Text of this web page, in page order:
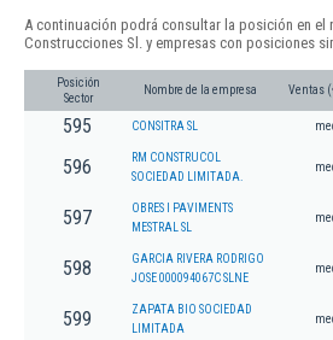
A continuación podrá consultar la posición en el
Construcciones Sl. y empresas con posiciones
Posición
Sector
Nombre de la empresa Ventas
595 CONSITRA SL
596
RM CONSTRUCOL
SOCIEDAD LIMITADA.
597
OBRES I PAVIMENTS
MESTRAL SL
598
GARCIA RIVERA RODRIGO
JOSE 000094067C SLNE
599
ZAPATA BIO SOCIEDAD
LIMITADA